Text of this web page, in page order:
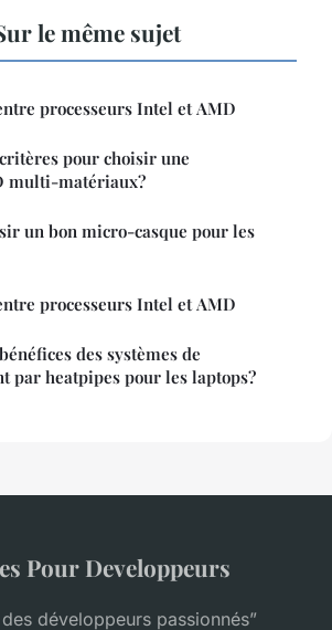
le même sujet
processeurs Intel et AMD
pour choisir une
multi-matériaux?
un bon micro-casque pour les
processeurs Intel et AMD
des systèmes de
par heatpipes pour les laptops?
Pour Developpeurs
développeurs passionnés”